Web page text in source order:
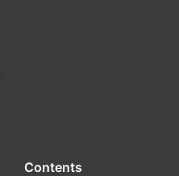
Contents